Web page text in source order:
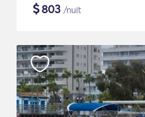
$803 /nuit